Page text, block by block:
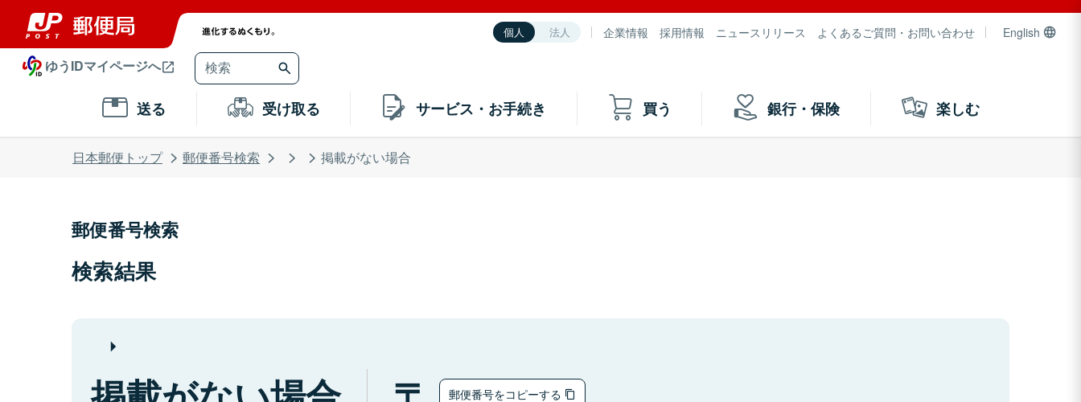
個人 法人 企業情報 採用情報 ニュースリリース よくあるご質問・お問い合わせ English
ゆうIDマイページへ
送る 受け取る サービス・お手続き 買う 銀行・保険 楽しむ
日本郵便トップ 郵便番号検索 掲載がない場合
郵便番号検索
検索結果
郵便番号をコピーする